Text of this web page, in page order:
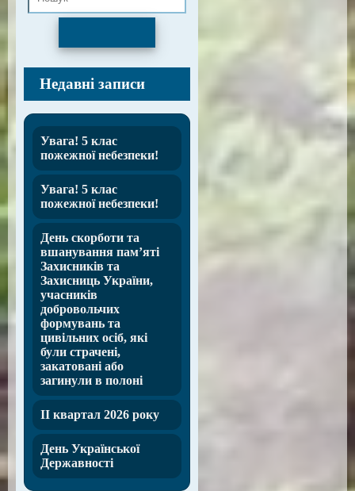
Недавні записи
Увага! 5 клас
пожежної небезпеки!
Увага! 5 клас
пожежної небезпеки!
День скорботи та
вшанування пам’яті
Захисників та
Захисниць України,
учасників
добровольчих
формувань та
цивільних осіб, які
були страчені,
закатовані або
загинули в полоні
ІІ квартал 2026 року
День Української
Державності